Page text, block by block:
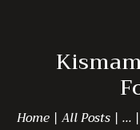
Home All Posts ...